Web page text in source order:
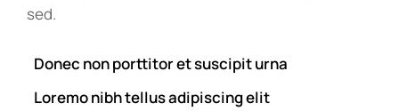
sed.
Donec non porttitor et suscipit urna
Loremo nibh tellus adipiscing elit